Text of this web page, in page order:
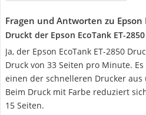
Fragen und Antworten zu Epson
Druckt der Epson EcoTank ET-
Ja, der Epson EcoTank ET-2850
Druck von 33 Seiten pro Minute.
einen der schnelleren Drucker aus
Beim Druck mit Farbe reduziert
15 Seiten.